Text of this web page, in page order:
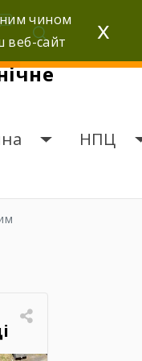
НПЦ
чином
веб-сайт
x